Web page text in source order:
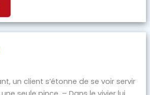
un client s’étonne de se voir servir